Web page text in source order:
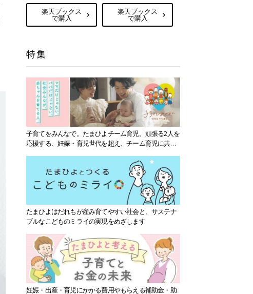
楽天ブックス
で購入
楽天ブックス
で購入
特集
子育てをみんなで。たまひよチーム育児。頑張る2人を
応援する、妊娠・育児世代を超え、チーム育児に共感
たまひよはだれもが産み育てやすい社会と、サステナ
ブルなこどものミライの実現をめざします
妊娠・出産・育児にかかる費用やもらえる補助金・助